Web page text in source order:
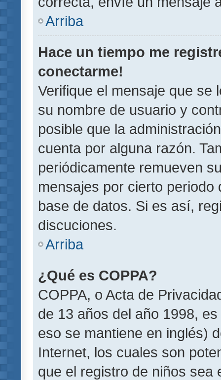
Arriba
Hace un tiempo me
conectarme!
Verifique el mensaje que se
su nombre de usuario y
posible que la
cuenta por alguna razón.
periódicamente remueven
mensajes por cierto
base de datos. Si es así,
discuciones.
Arriba
¿Qué es COPPA?
COPPA, o Acta de
de 13 años del año 1998,
eso se mantiene en inglés)
Internet, los cuales son
que el registro de niños sea